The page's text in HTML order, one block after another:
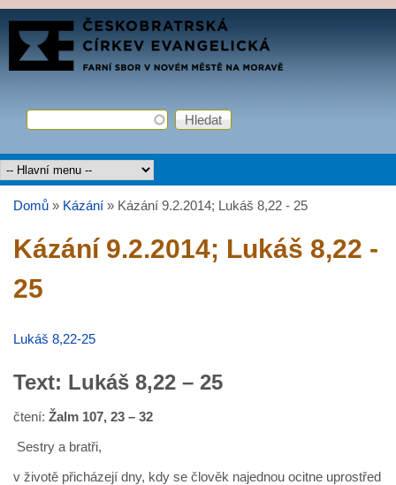
Přejít k hlavnímu obsahu
FARNÍ
SBOR
Vyhledávání
Hledat
Hlavní menu
Domů » Kázání » Kázání 9.2.2014; Lukáš 8,22 - 25
Kázání 9.2.2014; Lukáš 8,22 -
25
Lukáš 8,22-25
Text: Lukáš 8,22 – 25
čtení: Žalm 107, 23 – 32
Sestry a bratři,
v životě přicházejí dny, kdy se člověk najednou ocitne uprostřed